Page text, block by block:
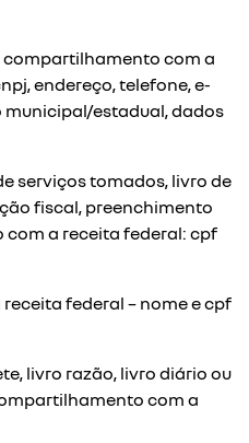
compartilhamento com a
endereço, telefone, e-
municipal/estadual, dados
serviços tomados, livro de
fiscal, preenchimento
a receita federal: cpf
federal – nome e cpf
livro razão, livro diário ou
com a